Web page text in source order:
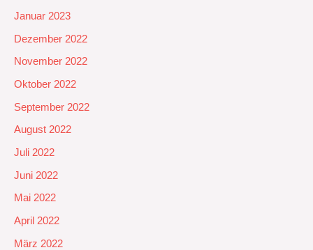
Januar 2023
Dezember 2022
November 2022
Oktober 2022
September 2022
August 2022
Juli 2022
Juni 2022
Mai 2022
April 2022
März 2022